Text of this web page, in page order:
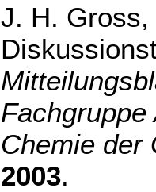
J. H. Gross,
Chemie der
2003.